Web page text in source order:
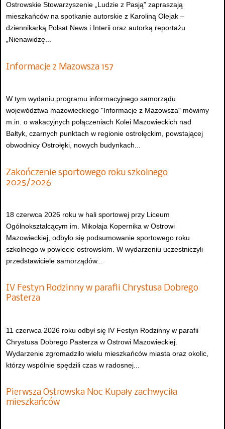
Ostrowskie Stowarzyszenie „Ludzie z Pasją” zapraszają
mieszkańców na spotkanie autorskie z Karoliną Olejak –
dziennikarką Polsat News i Interii oraz autorką reportażu
„Nienawidzę...
Informacje z Mazowsza 157
W tym wydaniu programu informacyjnego samorządu
województwa mazowieckiego "Informacje z Mazowsza" mówimy
m.in. o wakacyjnych połączeniach Kolei Mazowieckich nad
Bałtyk, czarnych punktach w regionie ostrołęckim, powstającej
obwodnicy Ostrołęki, nowych budynkach...
Zakończenie sportowego roku szkolnego
2025/2026
18 czerwca 2026 roku w hali sportowej przy Liceum
Ogólnokształcącym im. Mikołaja Kopernika w Ostrowi
Mazowieckiej, odbyło się podsumowanie sportowego roku
szkolnego w powiecie ostrowskim. W wydarzeniu uczestniczyli
przedstawiciele samorządów...
IV Festyn Rodzinny w parafii Chrystusa Dobrego
Pasterza
11 czerwca 2026 roku odbył się IV Festyn Rodzinny w parafii
Chrystusa Dobrego Pasterza w Ostrowi Mazowieckiej.
Wydarzenie zgromadziło wielu mieszkańców miasta oraz okolic,
którzy wspólnie spędzili czas w radosnej...
Pierwsza Ostrowska Noc Kupały zachwyciła
mieszkańców